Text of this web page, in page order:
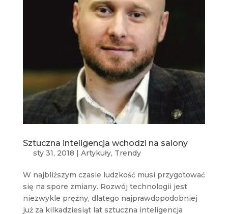
Sztuczna inteligencja wchodzi na salony
sty 31, 2018 | Artykuły, Trendy
W najbliższym czasie ludzkość musi przygotować
się na spore zmiany. Rozwój technologii jest
niezwykle prężny, dlatego najprawdopodobniej
już za kilkadziesiąt lat sztuczna inteligencja